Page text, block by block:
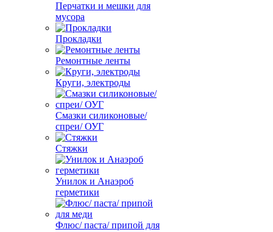
Перчатки и мешки для
мусора
Прокладки
Ремонтные ленты
Круги, электроды
Смазки силиконовые/
спреи/ ОУГ
Стяжки
Унилок и Анаэроб
герметики
Флюс/ паста/ припой для